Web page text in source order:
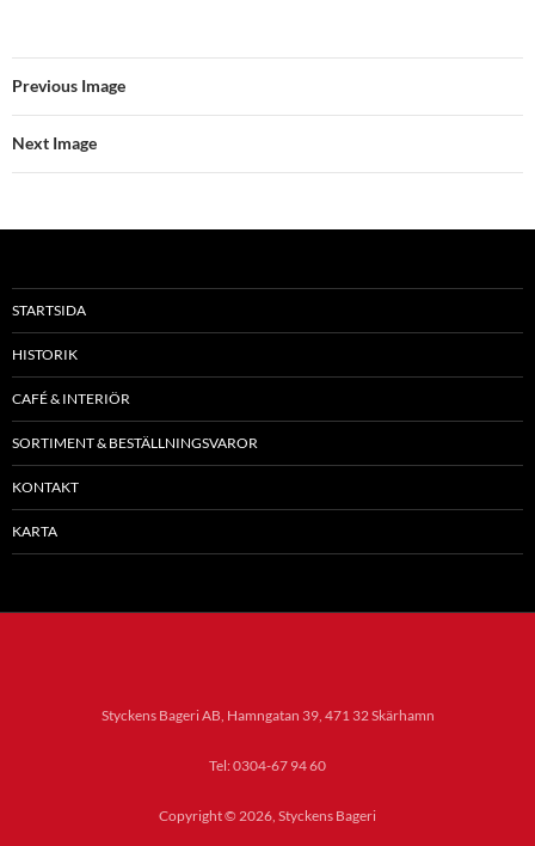
Previous Image
Next Image
STARTSIDA
HISTORIK
CAFÉ & INTERIÖR
SORTIMENT & BESTÄLLNINGSVAROR
KONTAKT
KARTA
Styckens Bageri AB, Hamngatan 39, 471 32 Skärhamn
Tel: 0304-67 94 60
Copyright © 2026, Styckens Bageri